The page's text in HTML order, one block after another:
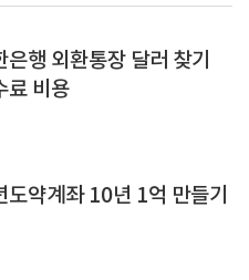
은행 외환통장 달러 찾기
료 비용
도약계좌 10년 1억 만들기